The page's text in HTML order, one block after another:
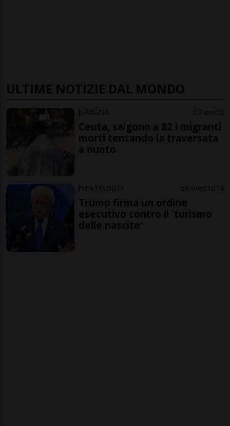
ULTIME NOTIZIE DAL MONDO
SPAGNA 7 ore 2
Ceuta, salgono a 82 i migranti
morti tentando la traversata
a nuoto
STATI UNITI 8 ore 1 14
Trump firma un ordine
esecutivo contro il 'turismo
delle nascite'